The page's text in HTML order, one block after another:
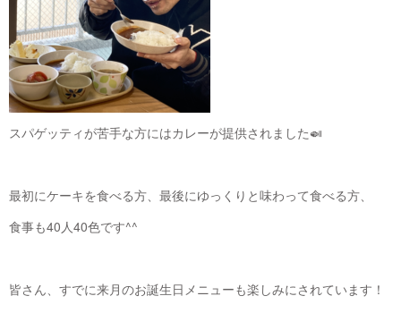
スパゲッティが苦手な方にはカレーが提供されました🍛
最初にケーキを食べる方、最後にゆっくりと味わって食べる方、
食事も40人40色です^^
皆さん、すでに来月のお誕生日メニューも楽しみにされています！